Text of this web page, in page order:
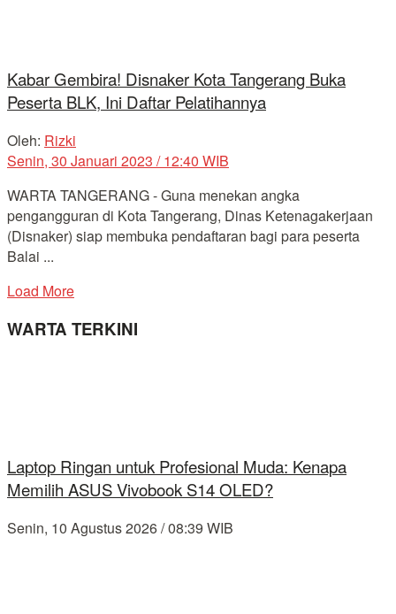
Kabar Gembira! Disnaker Kota Tangerang Buka
Peserta BLK, Ini Daftar Pelatihannya
Oleh: Rizki
Senin, 30 Januari 2023 / 12:40 WIB
WARTA TANGERANG - Guna menekan angka
pengangguran di Kota Tangerang, Dinas Ketenagakerjaan
(Disnaker) siap membuka pendaftaran bagi para peserta
Balai ...
Load More
WARTA TERKINI
Laptop Ringan untuk Profesional Muda: Kenapa
Memilih ASUS Vivobook S14 OLED?
Senin, 10 Agustus 2026 / 08:39 WIB